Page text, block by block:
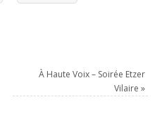
À Haute Voix – Soirée Etzer
Vilaire »